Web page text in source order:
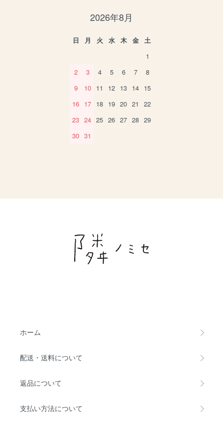
2026年8月
日 月 火 水 木 金
土
1
2
3 4 5 6 7
8
9
10 11 12 13 14 15
16 17 18 19 20 21
22
23 24 25 26 27 28 29
30 31
ホーム
配送・送料について
返品について
支払い方法について